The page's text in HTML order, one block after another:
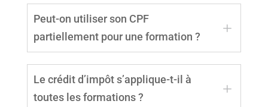
Peut-on utiliser son CPF
partiellement pour une formation ?
L
Oui. Il n’est pas obligatoire d’utiliser l’intégralité
de son CPF. Vous pouvez mobiliser seulement
une partie de vos droits et compléter le
Le crédit d’impôt s’applique-t-il à
toutes les formations ?
L